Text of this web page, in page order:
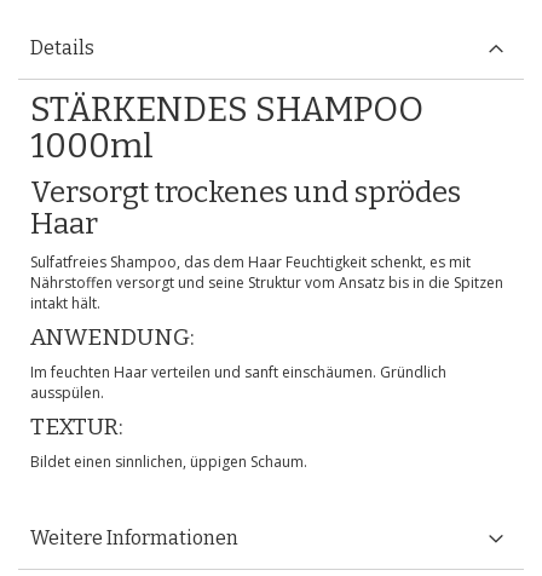
Details
STÄRKENDES SHAMPOO
1000ml
Versorgt trockenes und sprödes
Haar
Sulfatfreies Shampoo, das dem Haar Feuchtigkeit schenkt, es mit
Nährstoffen versorgt und seine Struktur vom Ansatz bis in die Spitzen
intakt hält.
ANWENDUNG:
Im feuchten Haar verteilen und sanft einschäumen. Gründlich
ausspülen.
TEXTUR:
Bildet einen sinnlichen, üppigen Schaum.
Weitere Informationen